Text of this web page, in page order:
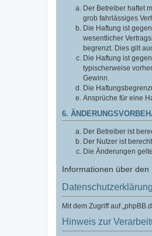
Der Betreiber haftet
grob fahrlässiges
Die Haftung ist
wesentlicher
begrenzt. Dies gilt
Die Haftung ist
typischerweise
Gewinn.
Die
Ansprüche für eine
6.
Der Betreiber ist
Der Nutzer ist
Die Änderungen
Informationen über den
Datenschutzerklärung
Mit dem Zugriff auf
Hinweis zur